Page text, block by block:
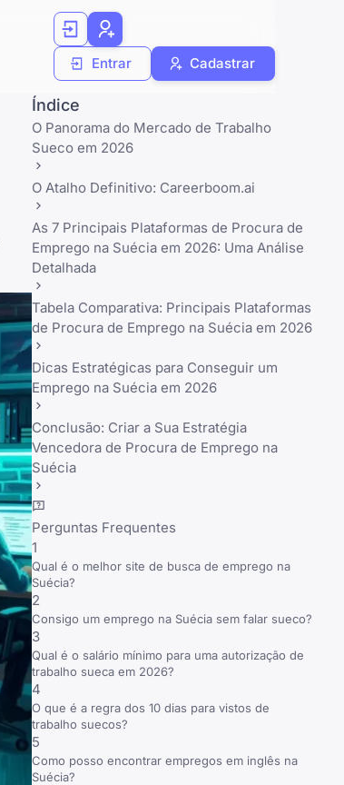
Entrar Cadastrar
Índice
O Panorama do Mercado de Trabalho
Sueco em 2026
O Atalho Definitivo: Careerboom.ai
As 7 Principais Plataformas de Procura de
Emprego na Suécia em 2026: Uma Análise
Detalhada
Tabela Comparativa: Principais Plataformas
de Procura de Emprego na Suécia em 2026
Dicas Estratégicas para Conseguir um
Emprego na Suécia em 2026
Conclusão: Criar a Sua Estratégia
Vencedora de Procura de Emprego na
Suécia
Perguntas Frequentes
1
Qual é o melhor site de busca de emprego na
Suécia?
2
Consigo um emprego na Suécia sem falar sueco?
3
Qual é o salário mínimo para uma autorização de
trabalho sueca em 2026?
4
O que é a regra dos 10 dias para vistos de
trabalho suecos?
5
Como posso encontrar empregos em inglês na
Suécia?